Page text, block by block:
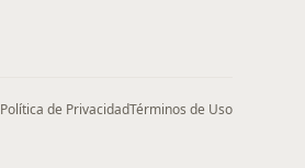
Política de PrivacidadTérminos de Uso